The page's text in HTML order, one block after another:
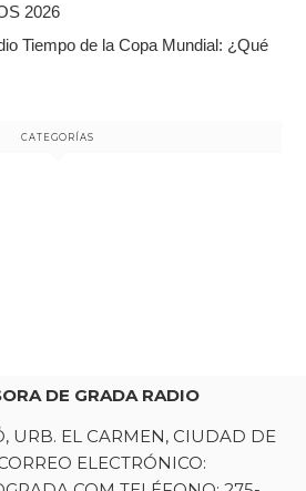
2026
Tiempo de la Copa Mundial: ¿Qué
CATEGORÍAS
DE GRADA RADIO
URB. EL CARMEN, CIUDAD DE
ELECTRÓNICO: